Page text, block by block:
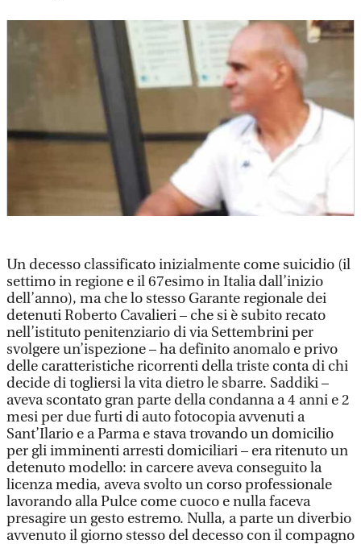
Un decesso classificato inizialmente come suicidio (il
settimo in regione e il 67esimo in Italia dall’inizio
dell’anno), ma che lo stesso Garante regionale dei
detenuti Roberto Cavalieri – che si è subito recato
nell’istituto penitenziario di via Settembrini per
svolgere un’ispezione – ha definito anomalo e privo
delle caratteristiche ricorrenti della triste conta di chi
decide di togliersi la vita dietro le sbarre. Saddiki –
aveva scontato gran parte della condanna a 4 anni e 2
mesi per due furti di auto fotocopia avvenuti a
Sant’Ilario e a Parma e stava trovando un domicilio
per gli imminenti arresti domiciliari – era ritenuto un
detenuto modello: in carcere aveva conseguito la
licenza media, aveva svolto un corso professionale
lavorando alla Pulce come cuoco e nulla faceva
presagire un gesto estremo. Nulla, a parte un diverbio
avvenuto il giorno stesso del decesso con il compagno